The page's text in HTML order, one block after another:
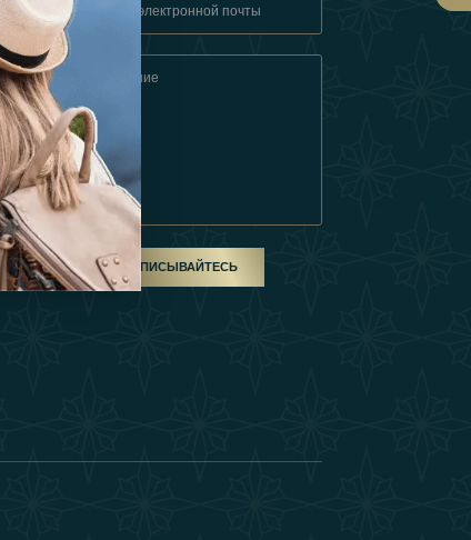
ПОДПИСЫВАЙТЕСЬ